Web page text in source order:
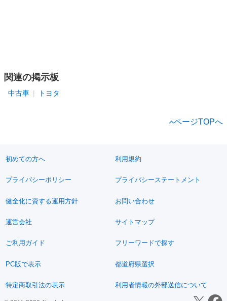
関連の掲示板
中古車 トヨタ
ページTOPへ
初めての方へ 利用規約
プライバシーポリシー プライバシーステートメント
健全化に資する運用方針 お問い合わせ
運営会社 サイトマップ
ご利用ガイド フリーワードで探す
PC版で表示 都道府県選択
特定商取引法の表示 利用者情報の外部送信について